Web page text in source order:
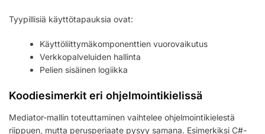
Tyypillisiä käyttötapauksia ovat:
Käyttöliittymäkomponenttien vuorovaikutus
Verkkopalveluiden hallinta
Pelien sisäinen logiikka
Koodiesimerkit eri ohjelmointikielissä
Mediator-mallin toteuttaminen vaihtelee ohjelmointikielestä
riippuen, mutta perusperiaate pysyy samana. Esimerkiksi C#-